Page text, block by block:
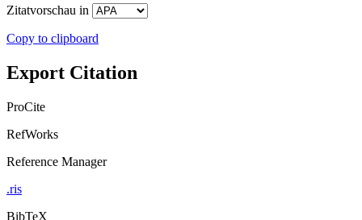
Zitatvorschau in
Copy to clipboard
Export Citation
ProCite
RefWorks
Reference Manager
.ris
BibTeX